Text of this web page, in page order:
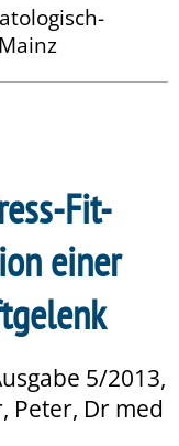
Fit-
einer
5/2013,
Peter, Dr med